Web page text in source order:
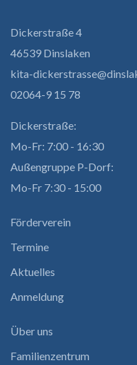
Dickerstraße 4
46539 Dinslaken
kita-
02064-9 15 78
Dickerstraße:
Mo-Fr: 7:00 - 16:30
Außengruppe P-Dorf:
Mo-Fr 7:30 - 15:00
Förderverein
Termine
Aktuelles
Anmeldung
Über uns
Familienzentrum